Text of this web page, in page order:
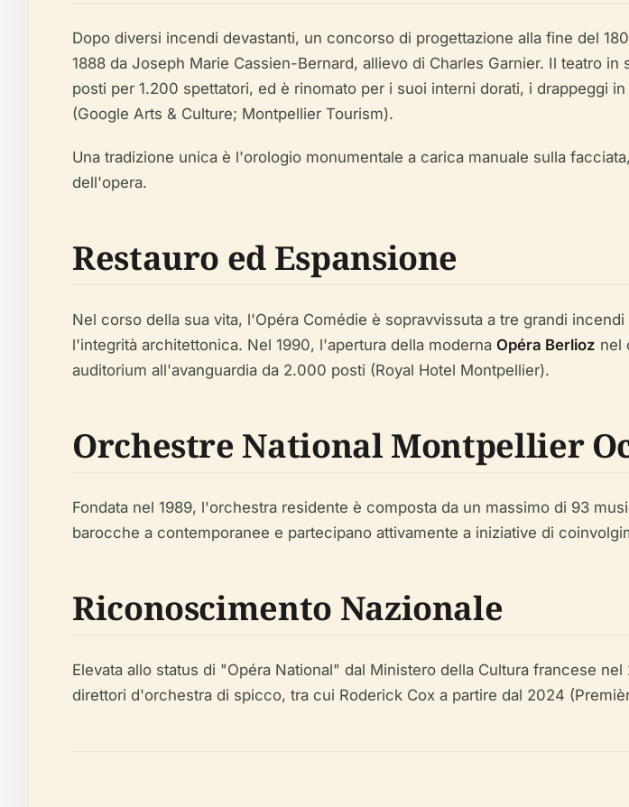
Dopo diversi incendi devastanti, un concorso di progettazione alla fine del
1888 da Joseph Marie Cassien-Bernard, allievo di Charles Garnier. Il teatro
posti per 1.200 spettatori, ed è rinomato per i suoi interni dorati, i drappeggi
(Google Arts & Culture; Montpellier Tourism).
Una tradizione unica è l'orologio monumentale a carica manuale sulla
dell'opera.
Restauro ed Espansione
Nel corso della sua vita, l'Opéra Comédie è sopravvissuta a tre grandi
l'integrità architettonica. Nel 1990, l'apertura della moderna Opéra Berlioz nel
auditorium all'avanguardia da 2.000 posti (Royal Hotel Montpellier).
Orchestre National Montpellier
Fondata nel 1989, l'orchestra residente è composta da un massimo di 93
barocche a contemporanee e partecipano attivamente a iniziative di
Riconoscimento Nazionale
Elevata allo status di "Opéra National" dal Ministero della Cultura francese
direttori d'orchestra di spicco, tra cui Roderick Cox a partire dal 2024